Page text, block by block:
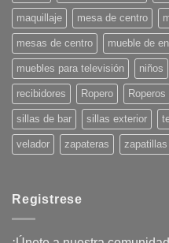
maquillaje mesa de centro
mesas de centro mueble de
muebles para televisión niños
recibidores Ropero Roperos
sillas de bar sillas exterior
velador zapateras zapatillas
Registrese